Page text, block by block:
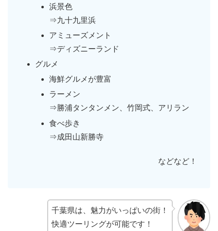
浜景色
⇒九十九里浜
アミューズメント
⇒ディズニーランド
グルメ
海鮮グルメが豊富
ラーメン
⇒勝浦タンタンメン、竹岡式、アリラン
食べ歩き
⇒成田山新勝寺
などなど！
千葉県は、魅力がいっぱいの街！
快適ツーリングが可能です！